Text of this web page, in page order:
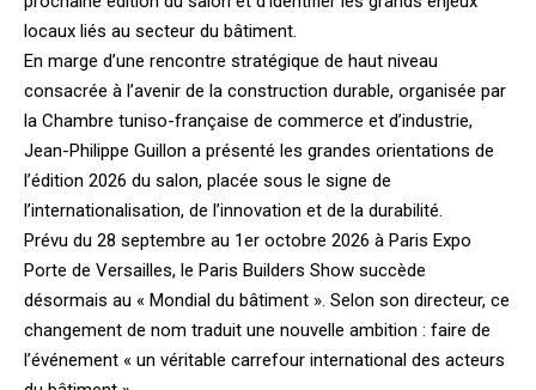
locaux liés au secteur du bâtiment.
En marge d’une rencontre stratégique de haut niveau
consacrée à l’avenir de la construction durable, organisée par
la Chambre tuniso-française de commerce et d’industrie,
Jean-Philippe Guillon a présenté les grandes orientations de
l’édition 2026 du salon, placée sous le signe de
l’internationalisation, de l’innovation et de la durabilité.
Prévu du 28 septembre au 1er octobre 2026 à Paris Expo
Porte de Versailles, le Paris Builders Show succède
désormais au « Mondial du bâtiment ». Selon son directeur, ce
changement de nom traduit une nouvelle ambition : faire de
l’événement « un véritable carrefour international des acteurs